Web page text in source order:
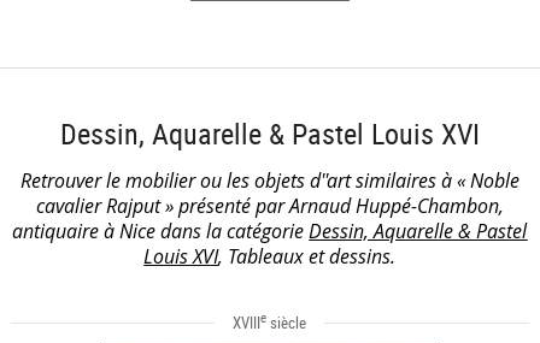
Dessin, Aquarelle & Pastel Louis XVI
Retrouver le mobilier ou les objets d''art similaires à « Noble
cavalier Rajput » présenté par Arnaud Huppé-Chambon,
antiquaire à Nice dans la catégorieDessin, Aquarelle & Pastel
Louis XVI, Tableaux et dessins.
XVIIIe siècle